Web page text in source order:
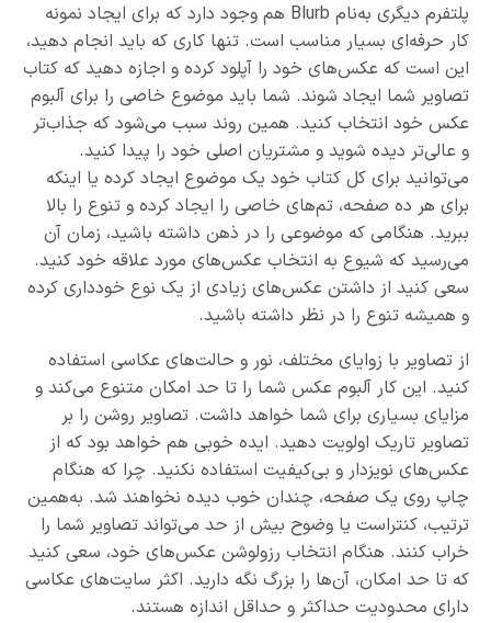
پلتفرم دیگری به‌نام Blurb هم وجود دارد که برای ایجاد نمونه
کار حرفه‌ای بسیار مناسب است. تنها کاری که باید انجام دهید،
این است که عکس‌های خود را آپلود کرده و اجازه دهید که کتاب
تصاویر شما ایجاد شوند. شما باید موضوع خاصی را برای آلبوم
عکس خود انتخاب کنید. همین روند سبب می‌شود که جذاب‌تر
و عالی‌تر دیده شوید و مشتریان اصلی خود را پیدا کنید.
می‌توانید برای کل کتاب خود یک موضوع ایجاد کرده یا اینکه
برای هر ده صفحه، تم‌های خاصی را ایجاد کرده و تنوع را بالا
ببرید. هنگامی که موضوعی را در ذهن داشته باشید، زمان آن
می‌رسید که شیوع به انتخاب عکس‌های مورد علاقه خود کنید.
سعی کنید از داشتن عکس‌های زیادی از یک نوع خودداری کرده
و همیشه تنوع را در نظر داشته باشید.
از تصاویر با زوایای مختلف، نور و حالت‌های عکاسی استفاده
کنید. این کار آلبوم عکس شما را تا حد امکان متنوع می‌کند و
مزایای بسیاری برای شما خواهد داشت. تصاویر روشن را بر
تصاویر تاریک اولویت دهید. ایده خوبی هم خواهد بود که از
عکس‌های نویزدار و بی‌کیفیت استفاده نکنید. چرا که هنگام
چاپ روی یک صفحه، چندان خوب دیده نخواهند شد. به‌همین
ترتیب، کنتراست یا وضوح بیش از حد می‌تواند تصاویر شما را
خراب کنند. هنگام انتخاب رزولوشن عکس‌های خود، سعی کنید
که تا حد امکان،‌ آن‌ها را بزرگ نگه دارید. اکثر سایت‌های عکاسی
دارای محدودیت حداکثر و حداقل اندازه هستند.